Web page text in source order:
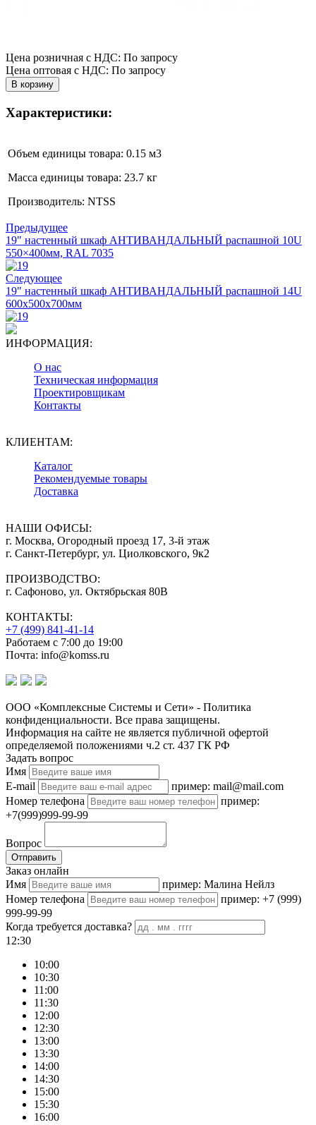
Цена розничная с НДС: По запросу
Цена оптовая с НДС: По запросу
Характеристики:
Объем единицы товара: 0.15 м3
Масса единицы товара: 23.7 кг
Производитель: NTSS
Предыдущее
19" настенный шкаф АНТИВАНДАЛЬНЫЙ распашной 10U
550×400мм, RAL 7035
Следующее
19" настенный шкаф АНТИВАНДАЛЬНЫЙ распашной 14U
600x500x700мм
ИНФОРМАЦИЯ:
О нас
Техническая информация
Проектировщикам
Контакты
КЛИЕНТАМ:
Каталог
Рекомендуемые товары
Доставка
НАШИ ОФИСЫ:
г. Москва, Огородный проезд 17, 3-й этаж
г. Санкт-Петербург, ул. Циолковского, 9к2
ПРОИЗВОДСТВО:
г. Сафоново, ул. Октябрьская 80В
КОНТАКТЫ:
+7 (499) 841-41-14
Работаем с 7:00 до 19:00
Почта: info@komss.ru
ООО «Комплексные Системы и Сети» - Политика
конфиденциальности. Все права защищены.
Информация на сайте не является публичной офертой
определяемой положениями ч.2 ст. 437 ГК РФ
Задать вопрос
Имя
E-mail
пример: mail@mail.com
Номер телефона
пример:
+7(999)999-99-99
Вопрос
Отправить
Заказ онлайн
Имя
пример: Малина Нейлз
Номер телефона
пример: +7 (999)
999-99-99
Когда требуется доставка?
12:30
10:00
10:30
11:00
11:30
12:00
12:30
13:00
13:30
14:00
14:30
15:00
15:30
16:00